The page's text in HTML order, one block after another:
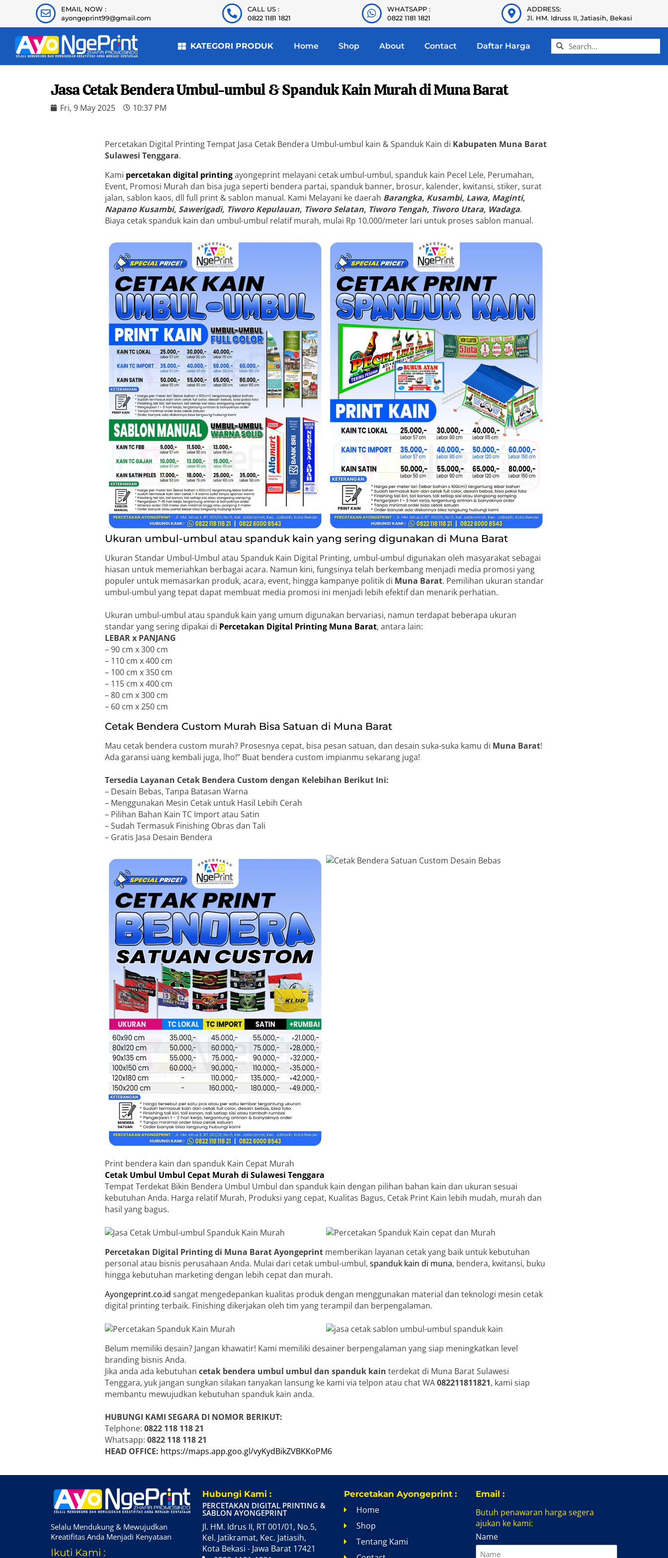
EMAIL NOW :
ayongeprint99@gmail.com
CALL US :
0822 1181 1821
WHATSAPP :
0822 1181 1821
ADDRESS:
Jl. HM. Idruss II, Jatiasih, Bekasi
KATEGORI PRODUK Home Shop About Contact Daftar Harga
Jasa Cetak Bendera Umbul-umbul & Spanduk Kain Murah di Muna Barat
Fri, 9 May 2025 10:37 PM
Percetakan Digital Printing Tempat Jasa Cetak Bendera Umbul-umbul kain & Spanduk Kain di Kabupaten Muna Barat
Sulawesi Tenggara.
Kami percetakan digital printingayongeprint melayani cetak umbul-umbul, spanduk kain Pecel Lele, Perumahan,
Event, Promosi Murah dan bisa juga seperti bendera partai, spanduk banner, brosur, kalender, kwitansi, stiker, surat
jalan, sablon kaos, dll full print & sablon manual. Kami Melayani ke daerah Barangka, Kusambi, Lawa, Maginti,
Napano Kusambi, Sawerigadi, Tiworo Kepulauan, Tiworo Selatan, Tiworo Tengah, Tiworo Utara, Wadaga.
Biaya cetak spanduk kain dan umbul-umbul relatif murah, mulai Rp 10.000/meter lari untuk proses sablon manual.
Ukuran umbul-umbul atau spanduk kain yang sering digunakan di Muna Barat
Ukuran Standar Umbul-Umbul atau Spanduk Kain Digital Printing, umbul-umbul digunakan oleh masyarakat sebagai
hiasan untuk memeriahkan berbagai acara. Namun kini, fungsinya telah berkembang menjadi media promosi yang
populer untuk memasarkan produk, acara, event, hingga kampanye politik di Muna Barat. Pemilihan ukuran standar
umbul-umbul yang tepat dapat membuat media promosi ini menjadi lebih efektif dan menarik perhatian.
Ukuran umbul-umbul atau spanduk kain yang umum digunakan bervariasi, namun terdapat beberapa ukuran
standar yang sering dipakai di Percetakan Digital Printing Muna Barat, antara lain:
LEBAR x PANJANG
– 90 cm x 300 cm
– 110 cm x 400 cm
– 100 cm x 350 cm
– 115 cm x 400 cm
– 80 cm x 300 cm
– 60 cm x 250 cm
Cetak Bendera Custom Murah Bisa Satuan di Muna Barat
Mau cetak bendera custom murah? Prosesnya cepat, bisa pesan satuan, dan desain suka-suka kamu di Muna Barat!
Ada garansi uang kembali juga, lho!” Buat bendera custom impianmu sekarang juga!
Tersedia Layanan Cetak Bendera Custom dengan Kelebihan Berikut Ini:
– Desain Bebas, Tanpa Batasan Warna
– Menggunakan Mesin Cetak untuk Hasil Lebih Cerah
– Pilihan Bahan Kain TC Import atau Satin
– Sudah Termasuk Finishing Obras dan Tali
– Gratis Jasa Desain Bendera
Print bendera kain dan spanduk Kain Cepat Murah
Cetak Umbul Umbul Cepat Murah di Sulawesi Tenggara
Tempat Terdekat Bikin Bendera Umbul Umbul dan spanduk kain dengan pilihan bahan kain dan ukuran sesuai
kebutuhan Anda. Harga relatif Murah, Produksi yang cepat, Kualitas Bagus, Cetak Print Kain lebih mudah, murah dan
hasil yang bagus.
Percetakan Digital Printing di Muna BaratAyongeprint memberikan layanan cetak yang baik untuk kebutuhan
personal atau bisnis perusahaan Anda. Mulai dari cetak umbul-umbul,spanduk kain di muna, bendera, kwitansi, buku
hingga kebutuhan marketing dengan lebih cepat dan murah.
Ayongeprint.co.id sangat mengedepankan kualitas produk dengan menggunakan material dan teknologi mesin cetak
digital printing terbaik. Finishing dikerjakan oleh tim yang terampil dan berpengalaman.
Belum memiliki desain? Jangan khawatir! Kami memiliki desainer berpengalaman yang siap meningkatkan level
branding bisnis Anda.
Jika anda ada kebutuhancetak bendera umbul umbul dan spanduk kain terdekat di Muna Barat Sulawesi
Tenggara, yuk jangan sungkan silakan tanyakan lansung ke kami via telpon atau chat WA082211811821, kami siap
membantu mewujudkan kebutuhan spanduk kain anda.
HUBUNGI KAMI SEGARA DI NOMOR BERIKUT:
Telphone:0822 118 118 21
Whatsapp:0822 118 118 21
HEAD OFFICE: https://maps.app.goo.gl/vyKydBikZVBKKoPM6
Selalu Mendukung & Mewujudkan
Kreatifitas Anda Menjadi Kenyataan
Ikuti Kami :
Hubungi Kami :
PERCETAKAN DIGITAL PRINTING &
SABLON AYONGEPRINT
Jl. HM. Idrus II, RT 001/01, No.5,
Kel. Jatikramat, Kec. Jatiasih,
Kota Bekasi - Jawa Barat 17421
Percetakan Ayongeprint :
Home
Shop
Tentang Kami
Email :
Butuh penawaran harga segera
ajukan ke kami:
Name